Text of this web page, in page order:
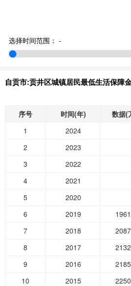
选择时间范围： -
自贡市:贡井区城镇居民最低生活保障
序号 时间(年) 数据(
1
2024
2
2023
3
2022
4
2021
5
2020
6
2019
7
2018
8
2017
9
2016
10
2015